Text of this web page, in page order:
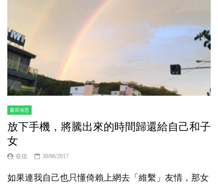
書寫省思
放下手機，將騰出來的時間歸還給自己和子
女
在信 30/06/2017
如果連我自己也只懂倚賴上網去「維繫」友情，那女